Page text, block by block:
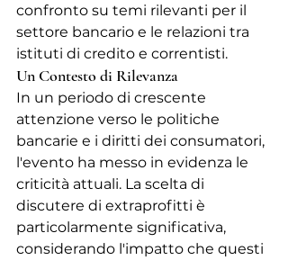
confronto su temi rilevanti per il
settore bancario e le relazioni tra
istituti di credito e correntisti.
Un Contesto di Rilevanza
In un periodo di crescente
attenzione verso le politiche
bancarie e i diritti dei consumatori,
l'evento ha messo in evidenza le
criticità attuali. La scelta di
discutere di extraprofitti è
particolarmente significativa,
considerando l'impatto che questi